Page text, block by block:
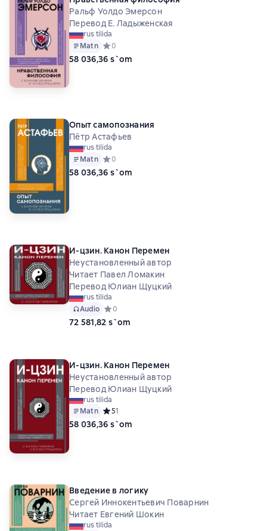
Ральф Уолдо Эмерсон
Перевод Е. Ладыженская
rus tilida
Matn Средний рейтинг 0 на основе 0 оценок
0
58 036,36 s`om
Опыт самопознания
Пётр Астафьев
rus tilida
Matn Средний рейтинг 0 на основе 0 оценок
0
58 036,36 s`om
И-цзин. Канон Перемен
Неустановленный автор
Читает Павел Ломакин
Перевод Юлиан Щуцкий
rus tilida
Audio Средний рейтинг 0 на основе 0 оценок
0
72 581,82 s`om
И-цзин. Канон Перемен
Неустановленный автор
Перевод Юлиан Щуцкий
rus tilida
Matn Средний рейтинг 5 на основе 1 оценок
51
58 036,36 s`om
Введение в логику
Сергей Иннокентьевич Поварнин
Читает Евгений Шокин
rus tilida